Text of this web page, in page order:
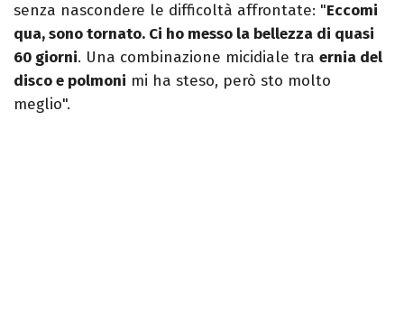
senza nascondere le difficoltà affrontate: "Eccomi
qua, sono tornato. Ci ho messo la bellezza di quasi
60 giorni. Una combinazione micidiale tra ernia del
disco e polmoni mi ha steso, però sto molto
meglio".